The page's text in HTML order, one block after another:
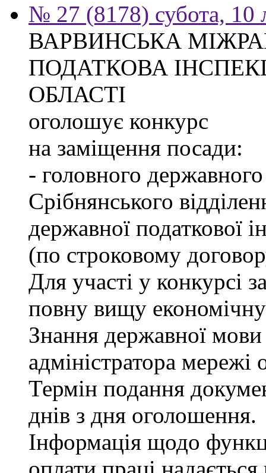
№ 27 (8178) субота, 10
ВАРВИНСЬКА
ПОДАТКОВА
ОБЛАСТІ
оголошує конкурс
на заміщення посади:
- головного
Срібнянського
державної податкової
(по строковому
Для участі у конкурсі
повну вищу економічну
Знання державної
адміністратора мережі
Термін подання
днів з дня оголошення.
Інформація щодо